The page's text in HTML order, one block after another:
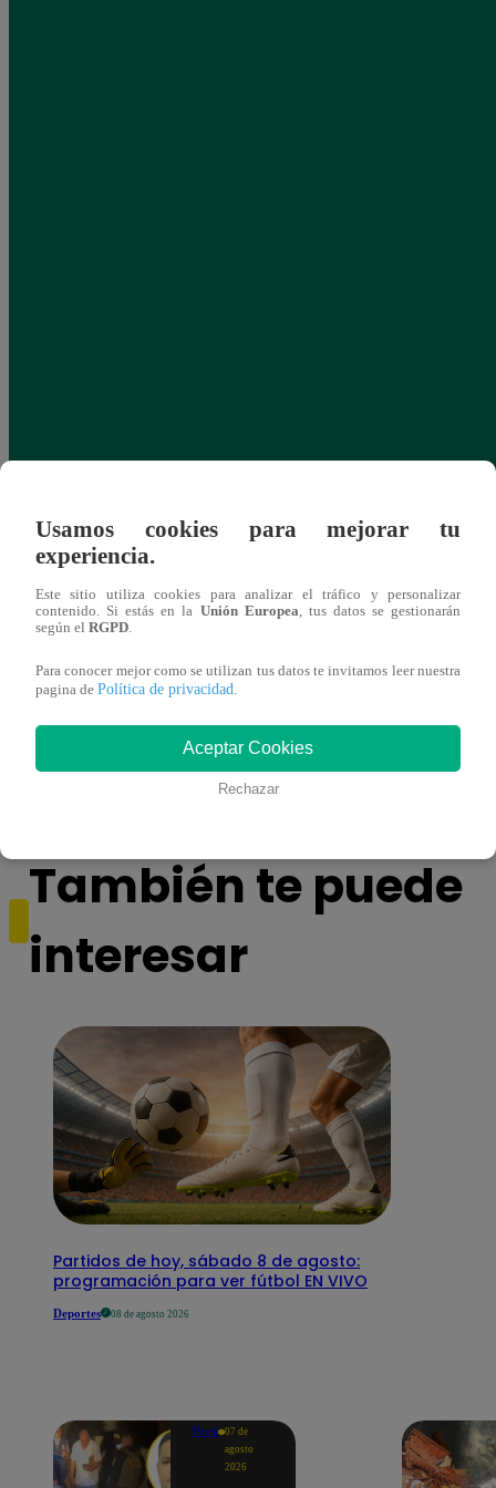
¿Yahaira Plasencia y Maritza Rodríguez
También te puede
interesar
Partidos de hoy, sábado 8 de agosto:
programación para ver fútbol EN VIVO
Deportes 08 de agosto 2026
Perú 07 de
agosto
2026
Usamos cookies para mejorar tu
experiencia.
Este sitio utiliza cookies para analizar el tráfico y personalizar
contenido. Si estás en la Unión Europea , tus datos se gestionarán
según el RGPD
Para conocer mejor como se utilizan tus datos te invitamos leer nuestra
pagina de Política de privacidad
Aceptar Cookies
Rechazar